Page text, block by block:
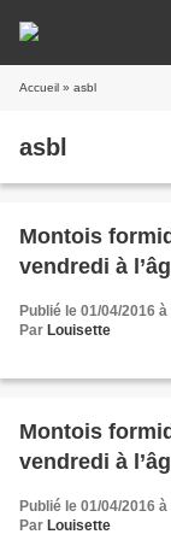
Accueil » asbl
asbl
Montois
vendredi à
Publié le 01/04/2016
Par Louisette
Montois
vendredi à
Publié le 01/04/2016
Par Louisette